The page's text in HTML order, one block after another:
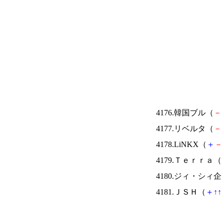
4176.韓国ブル（ －
4177.リベルタ（ －
4178.LiNKX（ ＋ －
4179.Ｔｅｒｒａ（
4180.ジィ・シィ
4181.ＪＳＨ（ ＋ ↑ ↑